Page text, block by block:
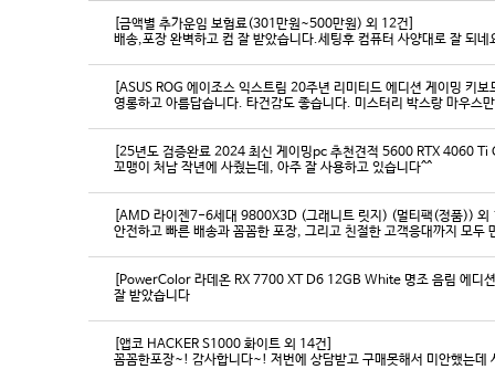
[금액별 추가운임 보험료(301만원~500만원) 외 12건]
배송,포장 완벽하고 컴 잘 받았습니다.세팅후 컴퓨터 사양대로 잘 되
[ASUS ROG 에이조스 익스트림 20주년 리미티드 에디션 게이밍 키
영롱하고 아름답습니다. 타건감도 좋습니다. 미스터리 박스랑 마우스
[25년도 검증완료 2024 최신 게이밍pc 추천견적 5600 RTX 4060
꼬맹이 처남 작년에 사줬는데, 아주 잘 사용하고 있습니다^^
[AMD 라이젠7-6세대 9800X3D (그래니트 릿지) (멀티팩(정품)) 외
[PowerColor 라데온 RX 7700 XT D6 12GB White 명조 음림 에디
잘 받았습니다
[앱코 HACKER S1000 화이트 외 14건]
꼼꼼한포장~! 감사합니다~! 저번에 상담받고 구매못해서 미안했는